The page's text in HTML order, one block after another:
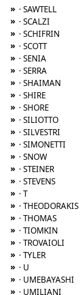
» · SAWTELL
» · SCALZI
» · SCHIFRIN
» · SCOTT
» · SENIA
» · SERRA
» · SHAIMAN
» · SHIRE
» · SHORE
» · SILIOTTO
» · SILVESTRI
» · SIMONETTI
» · SNOW
» · STEINER
» · STEVENS
» · T
» · THEODORAKIS
» · THOMAS
» · TIOMKIN
» · TROVAIOLI
» · TYLER
» · U
» · UMEBAYASHI
» · UMILIANI